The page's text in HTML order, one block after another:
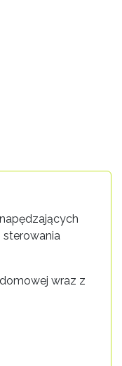
sterowania
wraz z